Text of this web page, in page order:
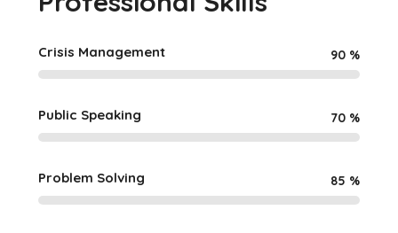
Crisis Management 90 %
Public Speaking 70 %
Problem Solving 85 %